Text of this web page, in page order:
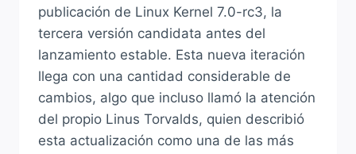
publicación de Linux Kernel 7.0-rc3, la
tercera versión candidata antes del
lanzamiento estable. Esta nueva iteración
llega con una cantidad considerable de
cambios, algo que incluso llamó la atención
del propio Linus Torvalds, quien describió
esta actualización como una de las más